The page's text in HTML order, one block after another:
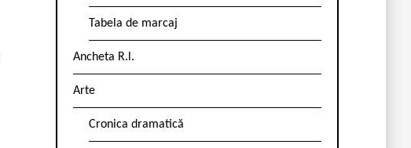
Tabela de marcaj
Ancheta R.l.
Arte
Cronica dramatică